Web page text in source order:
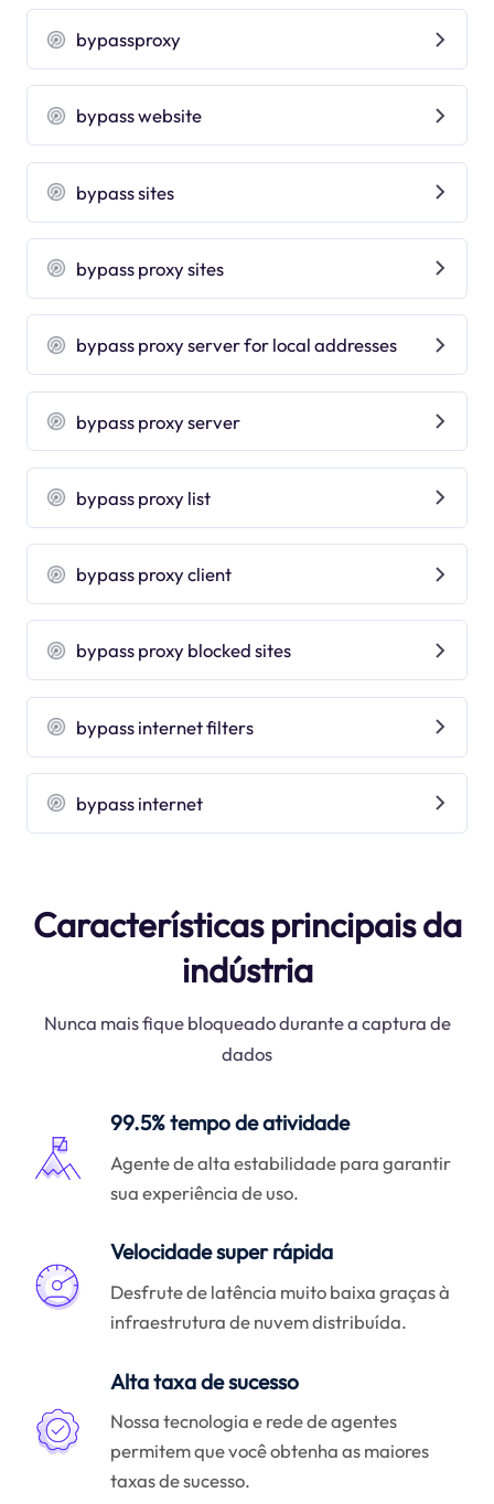
bypassproxy
bypass website
bypass sites
bypass proxy sites
bypass proxy server for local addresses
bypass proxy server
bypass proxy list
bypass proxy client
bypass proxy blocked sites
bypass internet filters
bypass internet
Características principais da
indústria
Nunca mais fique bloqueado durante a captura de
dados
99.5% tempo de atividade
Agente de alta estabilidade para garantir
sua experiência de uso.
Velocidade super rápida
Desfrute de latência muito baixa graças à
infraestrutura de nuvem distribuída.
Alta taxa de sucesso
Nossa tecnologia e rede de agentes
permitem que você obtenha as maiores
taxas de sucesso.